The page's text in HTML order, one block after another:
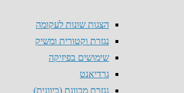
הצגות שונות לעקומה
נגזרת וקטורית ומשיק
שימושים בפיזיקה
גרדיאנט
נגזרת מכוונת (כיוונית)